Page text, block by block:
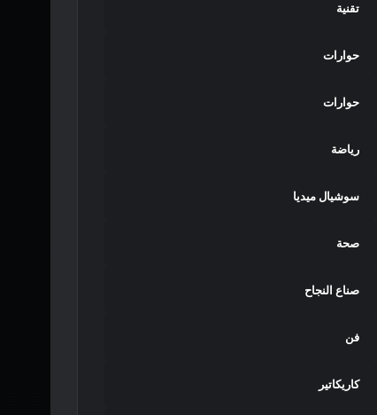
تقنية
حوارات
حوارات
رياضة
سوشيال ميديا
صحة
صناع النجاح
فن
كاريكاتير